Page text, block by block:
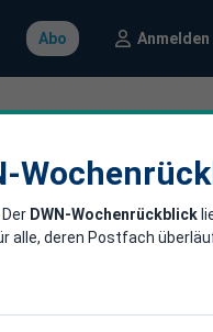
Abo Anmelden
-
DWN-Wochenrückblick
alle, deren Postfach